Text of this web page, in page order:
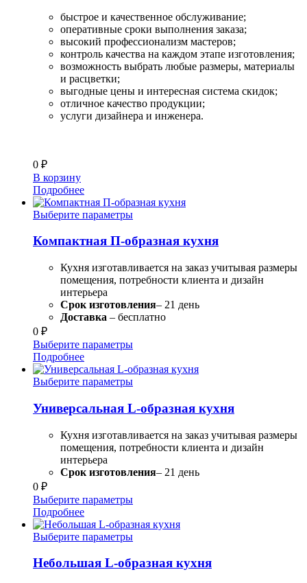
быстрое и качественное обслуживание;
оперативные сроки выполнения заказа;
высокий профессионализм мастеров;
контроль качества на каждом этапе изготовления;
возможность выбрать любые размеры, материалы
и расцветки;
выгодные цены и интересная система скидок;
отличное качество продукции;
услуги дизайнера и инженера.
0 ₽
В корзину
Подробнее
Выберите параметры
Компактная П-образная кухня
Кухня изготавливается на заказ учитывая размеры
помещения, потребности клиента и дизайн
интерьера
Срок изготовления– 21 день
Доставка – бесплатно
0 ₽
Выберите параметры
Подробнее
Выберите параметры
Универсальная L-образная кухня
Кухня изготавливается на заказ учитывая размеры
помещения, потребности клиента и дизайн
интерьера
Срок изготовления– 21 день
0 ₽
Выберите параметры
Подробнее
Выберите параметры
Небольшая L-образная кухня